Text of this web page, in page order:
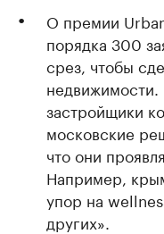
О премии
порядка 300
срез, чтобы
застройщики
московские
что они
Например,
упор на
других».